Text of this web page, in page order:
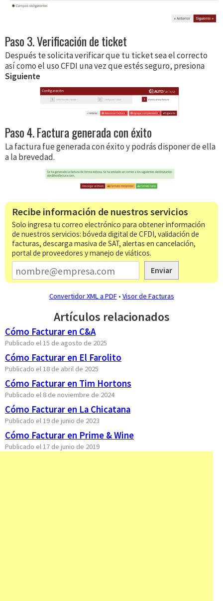
Paso 3. Verificación de ticket
Después te solicita verificar que tu ticket sea el correcto
así como el uso CFDI una vez que estés seguro, presiona
Siguiente
Paso 4. Factura generada con éxito
La factura fue generada con éxito y podrás disponer de ella
a la brevedad.
Recibe información de nuestros servicios
Solo ingresa tu correo electrónico para obtener información
de nuestros servicios: bóveda digital de CFDI, validación de
facturas, descarga masiva de SAT, alertas en cancelación,
portal de proveedores y manejo de viáticos.
Enviar
Convertidor XML a PDF• Visor de Facturas
Artículos relacionados
Cómo​​ Facturar en C&A
Publicado el 15 de agosto de 2025
Cómo Facturar en El Farolito
Publicado el 18 de abril de 2025
Cómo Facturar en Tim Hortons
Publicado el 8 de noviembre de 2024
Cómo Facturar en La Chicatana
Publicado el 19 de junio de 2023
Cómo Facturar en Prime & Wine
Publicado el 17 de junio de 2019